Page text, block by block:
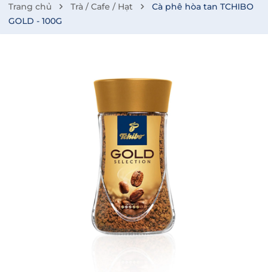
Trang chủ Trà / Cafe / Hạt
Cà phê hòa tan TCHIBO
GOLD - 100G